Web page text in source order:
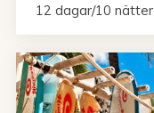
12 dagar/10 nätter